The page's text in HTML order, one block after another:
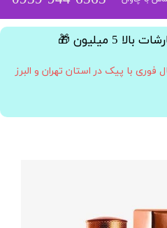
میلیون 🎁​​​​​​​
فوری با پیک در استان تهران و البرز